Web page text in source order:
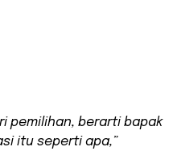
pemilihan, berarti bapak
itu seperti apa,”